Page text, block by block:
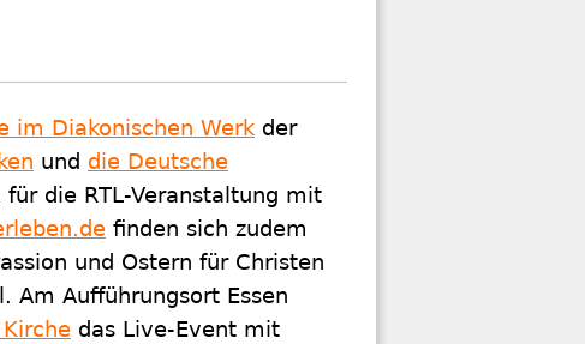
im Diakonischen Werk der
und die Deutsche
die RTL-Veranstaltung mit
finden sich zudem
und Ostern für Christen
Am Aufführungsort Essen
das Live-Event mit